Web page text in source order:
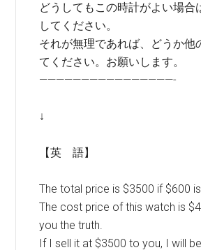
どうしてもこの時計がよい場合
してください。
それが無理であれば、どうか他
てください。お願いします。
————————————————-
↓
【英 語】
The total price is $3500 if $600
The cost price of this watch is
you the truth.
If I sell it at $3500 to you, I will